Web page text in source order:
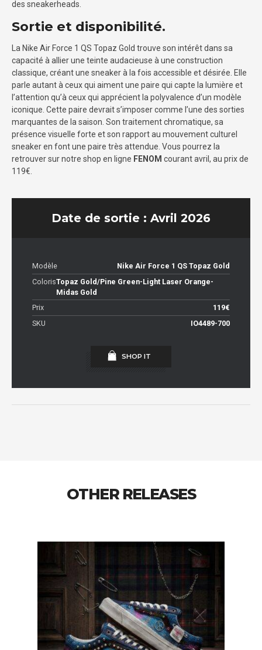
des sneakerheads.
Sortie et disponibilité.
La Nike Air Force 1 QS Topaz Gold trouve son intérêt dans sa
capacité à allier une teinte audacieuse à une construction
classique, créant une sneaker à la fois accessible et désirée. Elle
parle autant à ceux qui aiment une paire qui capte la lumière et
l’attention qu’à ceux qui apprécient la polyvalence d’un modèle
iconique. Cette paire devrait s’imposer comme l’une des sorties
marquantes de la saison. Son traitement chromatique, sa
présence visuelle forte et son rapport au mouvement culturel
sneaker en font une paire très attendue. Vous pourrez la
retrouver sur notre shop en ligne FENOM courant avril, au prix de
119€.
Date de sortie : Avril 2026
Modèle
Nike Air Force 1 QS Topaz Gold
ColorisTopaz Gold/Pine Green-Light Laser Orange-
Midas Gold
Prix
119€
SKU
IO4489-700
SHOP IT
OTHER RELEASES